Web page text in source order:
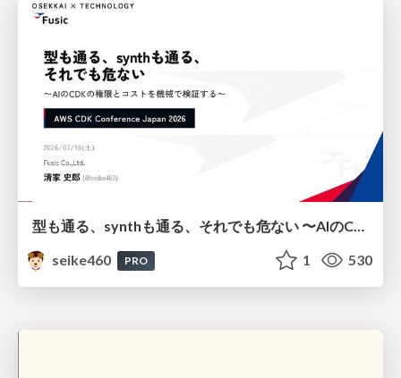
型も通る、synthも通る、それでも危ない 〜AIのCDKの権限とコストを機械で検証する〜 / It Passes Type Checks, It Passes Synth Checks, but It’s Still Risky — Automatically Verifying Permissions and Costs in AI’s CDK —
seike460
PRO 1 530